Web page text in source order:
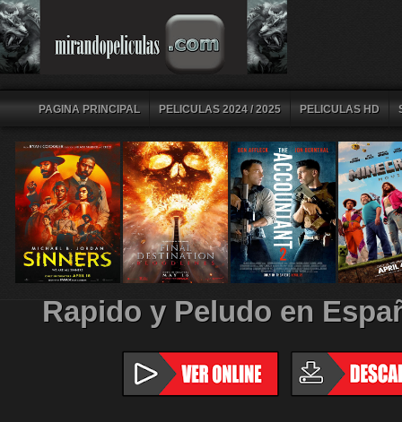
PAGINA PRINCIPAL PELICULAS 2024 / 2025 PELICULAS HD
Rapido y Peludo en